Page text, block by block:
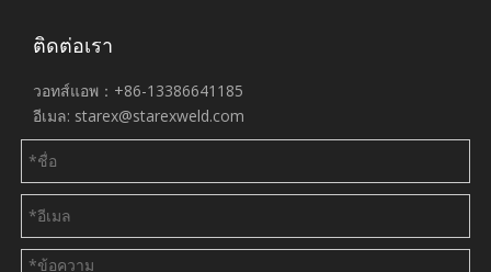
ติดต่อเรา
วอทส์แอพ：+86-13386641185
อีเมล: starex@starexweld.com